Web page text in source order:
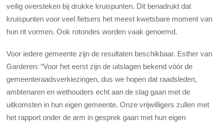
veilig oversteken bij drukke kruispunten. Dit benadrukt dat
kruispunten voor veel fietsers het meest kwetsbare moment van
hun rit vormen. Ook rotondes worden vaak genoemd.
Voor iedere gemeente zijn de resultaten beschikbaar. Esther van
Garderen: “Voor het eerst zijn de uitslagen bekend vóór de
gemeenteraadsverkiezingen, dus we hopen dat raadsleden,
ambtenaren en wethouders echt aan de slag gaan met de
uitkomsten in hun eigen gemeente. Onze vrijwilligers zullen met
het rapport onder de arm in gesprek gaan met hun eigen